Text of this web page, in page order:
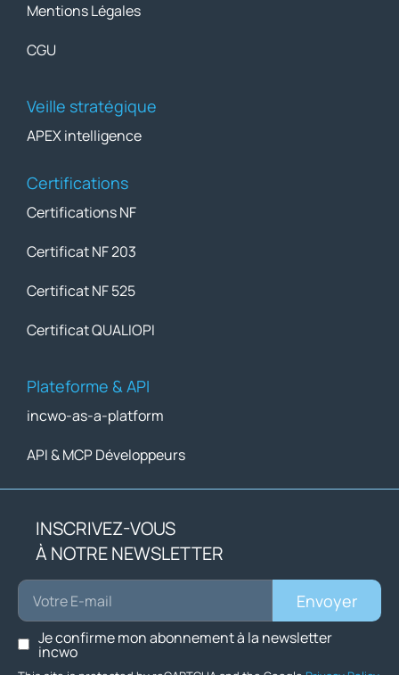
Mentions Légales
CGU
Veille stratégique
APEX intelligence
Certifications
Certifications NF
Certificat NF 203
Certificat NF 525
Certificat QUALIOPI
Plateforme & API
incwo-as-a-platform
API & MCP Développeurs
INSCRIVEZ-VOUS
À NOTRE NEWSLETTER
Je confirme mon abonnement à la newsletter
incwo
Envoyer